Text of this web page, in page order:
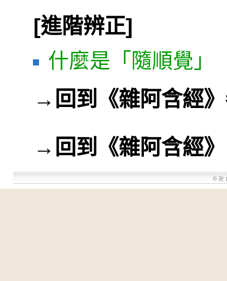
[進階辨正]
什麼是「隨順覺」
→ 回到《雜阿含經
→ 回到《雜阿含經》
© 卍